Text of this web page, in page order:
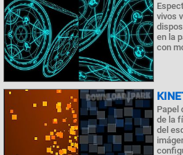
vivos
en la
con
Papel
de la
del